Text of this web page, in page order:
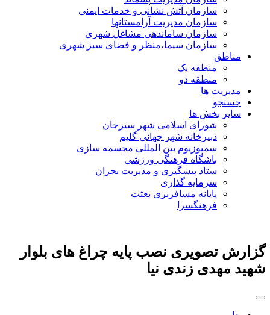
سازمان آتش نشانی و خدمات ایمنی
سازمان مدیریت آرامستانها
سازمان ساماندهی مشاغل شهری
سازمان سیما،منظر و فضای سبز شهری
مناطق
منطقه یک
منطقه دو
مدیریت ها
جستجو
سایر بخش ها
شورای اسلامی شهر سیرجان
دبیرخانه شهر جهانی گلیم
سمپوزیوم بین المللی مجسمه سازی
باشگاه فرهنگی ورزشی
ستاد پیشگیری و مدیریت بحران
سرمایه گذاری
پایانه مسافربری بعثت
فرهنگسرا
گزارش تصویری نصب پایه چراغ های بلوار
شهید مهدی زندی نیا